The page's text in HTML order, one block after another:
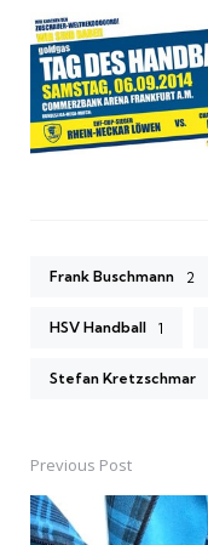
Frank Buschmann 2
HSV Handball 1
Stefan Kretzschmar
Post
navigation
Previous Post